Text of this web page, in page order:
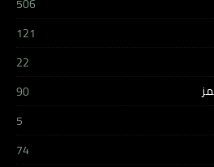
506
121
22
90
5
74